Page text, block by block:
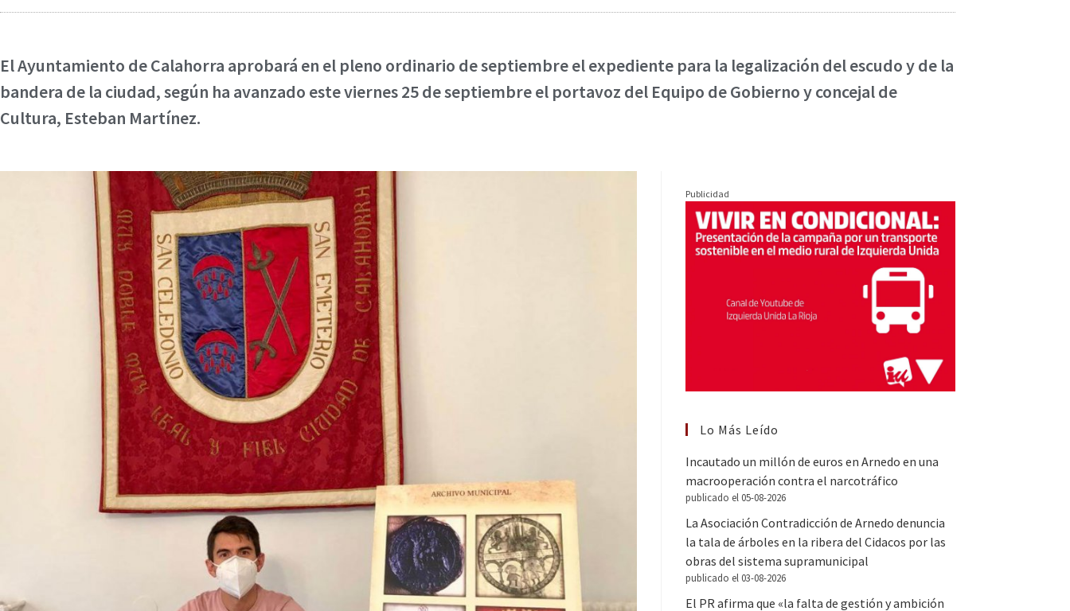
El Ayuntamiento de Calahorra aprobará en el pleno ordinario de septiembre el expediente para la legalización del escudo y de la
bandera de la ciudad, según ha avanzado este viernes 25 de septiembre el portavoz del Equipo de Gobierno y concejal de
Cultura, Esteban Martínez.
Publicidad
Lo Más Leído
Incautado un millón de euros en Arnedo en una
macrooperación contra el narcotráfico
publicado el 05-08-2026
La Asociación Contradicción de Arnedo denuncia
la tala de árboles en la ribera del Cidacos por las
obras del sistema supramunicipal
publicado el 03-08-2026
El PR afirma que «la falta de gestión y ambición